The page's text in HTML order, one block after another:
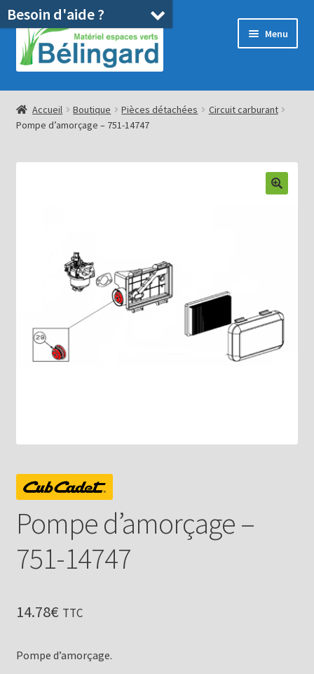
Aller
la
Aller
au
contenu
Menu
Accueil
Boutique
Location
Ouvrir
Accueil Boutique Pièces détachées
Circuit carburant
Pompe d’amorçage – 751-14747
Pompe d’amorçage –
751-14747
14.78€ TTC
Pompe d’amorçage.
Besoin d'aide ?